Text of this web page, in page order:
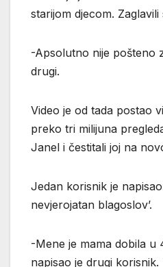
starijom djecom. Zaglavili
-Apsolutno nije pošteno
drugi.
Video je od tada postao
preko tri milijuna
Janel i čestitali joj na
Jedan korisnik je
nevjerojatan blagoslov’.
-Mene je mama dobila u
napisao je drugi